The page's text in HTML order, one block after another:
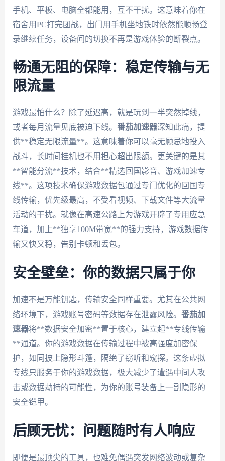
手机、平板、电脑全都能用，互不干扰。这意味着你在
宿舍用PC打完团战，出门用手机坐地铁时依然能顺畅登
录继续任务，设备间的切换不再是游戏体验的断裂点。
畅通无阻的保障：稳定传输与无
限流量
游戏最怕什么？除了延迟高，就是玩到一半突然掉线，
或者每月流量见底被迫下线。 番茄加速器深知此痛，提
供**稳定无限流量**。这意味着你可以毫无顾忌地投入
战斗，长时间挂机也不用担心超出限额。更关键的是其
**智能分流**技术，结合**精选回国影音、游戏加速专
线**。这项技术确保游戏数据包通过专门优化的回国专
线传输，优先级最高，不受看视频、下载文件等大流量
活动的干扰。就像在高速公路上为游戏开辟了专用应急
车道，加上**独享100M带宽**的强力支持，游戏数据传
输又快又稳，告别卡顿和丢包。
安全壁垒：你的数据只属于你
加速不是万能钥匙，传输安全同样重要。尤其在公共网
络环境下，游戏账号密码等数据存在泄露风险。 番茄加
速器将**数据安全加密**置于核心，建立起**专线传输
**通道。你的游戏数据在传输过程中被高强度加密保
护，如同披上隐形斗篷，隔绝了窃听和窥探。这条虚拟
专线只服务于你的游戏数据，极大减少了遭遇中间人攻
击或数据劫持的可能性，为你的账号装备上一副隐形的
安全铠甲。
后顾无忧：问题随时有人响应
即便是最顶尖的工具，也难免偶遇突发网络波动或复杂